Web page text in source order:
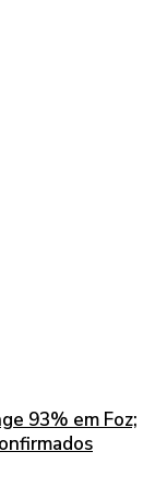
93% em Foz;